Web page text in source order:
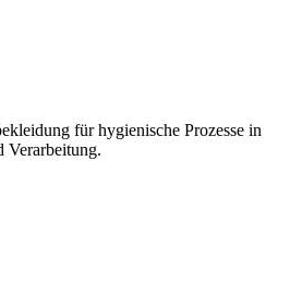
für hygienische Prozesse in
Verarbeitung.